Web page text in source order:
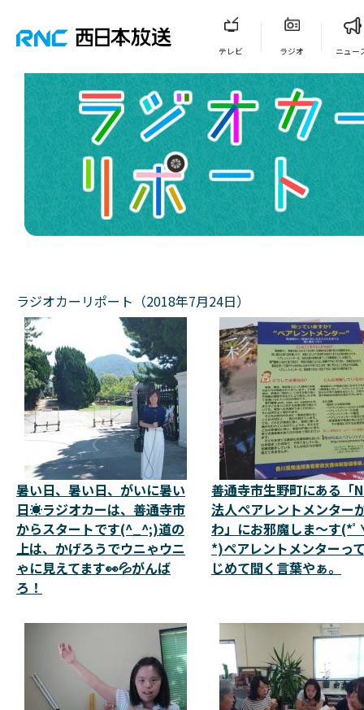
テレビ ラジオ ニュー
ラジオカーリポート（2018年7月24日）
暑い日、暑い日、がいに暑い
日☀️ラジオカーは、善通寺市
からスタートです(^_^;)道の
上は、かげろうでウニゃウニ
ゃに見えてます👀💦がんば
ろ！
善通寺市生野町にある「
法人ペアレントメンター
わ」にお邪魔しま～す(*
*)ペアレントメンターっ
じめて聞く言葉やぁ。